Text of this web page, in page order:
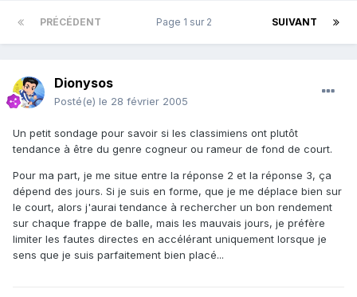
PRÉCÉDENT SUIVANT
Page 1 sur 2
Dionysos
Posté(e) le 28 février 2005
Un petit sondage pour savoir si les classimiens ont plutôt
tendance à être du genre cogneur ou rameur de fond de court.
Pour ma part, je me situe entre la réponse 2 et la réponse 3, ça
dépend des jours. Si je suis en forme, que je me déplace bien sur
le court, alors j'aurai tendance à rechercher un bon rendement
sur chaque frappe de balle, mais les mauvais jours, je préfère
limiter les fautes directes en accélérant uniquement lorsque je
sens que je suis parfaitement bien placé...